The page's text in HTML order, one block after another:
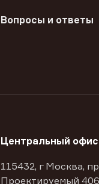
Вопросы и ответы
Центральный офис
115432, г Москва,
Проектируемый